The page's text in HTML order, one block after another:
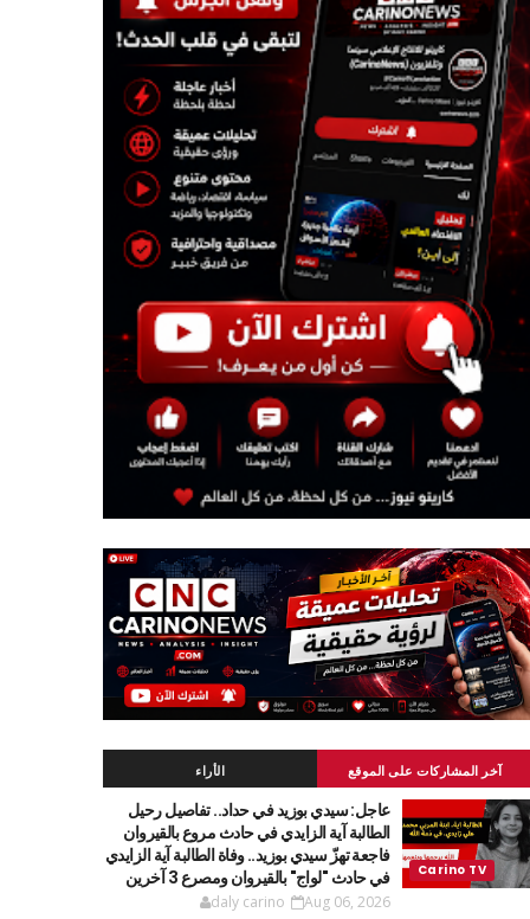
آخر المشاركات على الموقع الأراء
عاجل: سيدي بوزيد في حداد.. تفاصيل رحيل
الطالبة آية الزايدي في حادث مروع بالقيروان
فاجعة تهزّ سيدي بوزيد.. وفاة الطالبة آية الزايدي
في حادث "لواج" بالقيروان ومصرع 3 آخرين
daly carino Aug 06, 2026